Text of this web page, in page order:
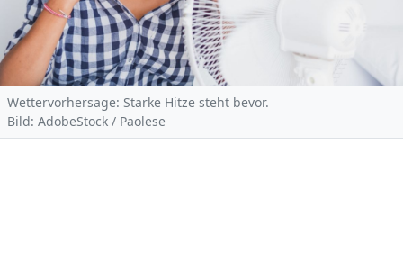
Wettervorhersage: Starke Hitze steht bevor.
Bild: AdobeStock / Paolese